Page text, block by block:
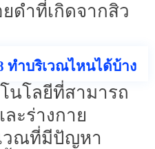
ดำที่เกิดจากสิว
ทำบริเวณไหนได้บ้าง
โนโลยีที่สามารถ
ะร่างกาย
วณที่มีปัญหา